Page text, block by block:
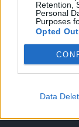
Retention,
Personal
Purposes
Opted Out
Data